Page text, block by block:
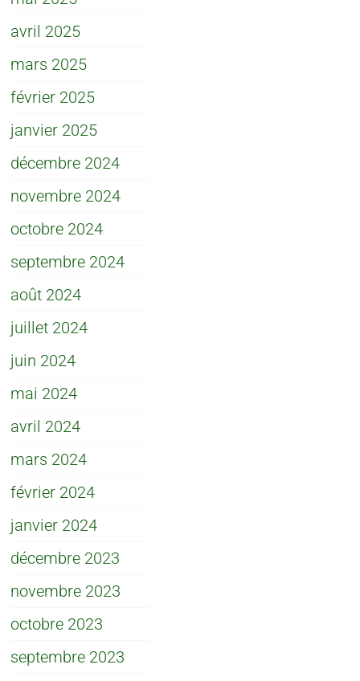
avril 2025
mars 2025
février 2025
janvier 2025
décembre 2024
novembre 2024
octobre 2024
septembre 2024
août 2024
juillet 2024
juin 2024
mai 2024
avril 2024
mars 2024
février 2024
janvier 2024
décembre 2023
novembre 2023
octobre 2023
septembre 2023